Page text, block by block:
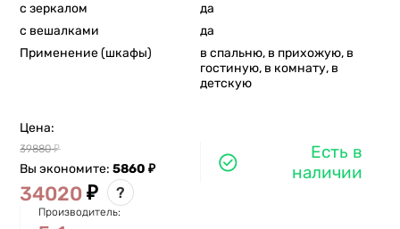
с зеркалом
да
с вешалками
да
Применение (шкафы)
в спальню, в прихожую, в
гостиную, в комнату, в
детскую
Цена:
39880 ₽
Вы экономите:5860 ₽
34020₽ ?
Есть в
наличии
Производитель: